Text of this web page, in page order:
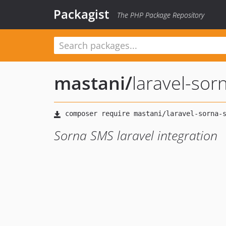
Packagist The PHP Package Repository
mastani/laravel-
Sorna SMS laravel integration